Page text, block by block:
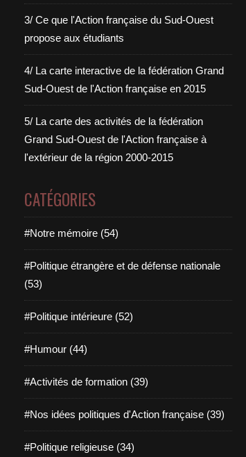
3/ Ce que l'Action française du Sud-Ouest
propose aux étudiants
4/ La carte interactive de la fédération Grand
Sud-Ouest de l'Action française en 2015
5/ La carte des activités de la fédération
Grand Sud-Ouest de l'Action française à
l'extérieur de la région 2000-2015
CATÉGORIES
#Notre mémoire (54)
#Politique étrangère et de défense nationale
(53)
#Politique intérieure (52)
#Humour (44)
#Activités de formation (39)
#Nos idées politiques d'Action française (39)
#Politique religieuse (34)